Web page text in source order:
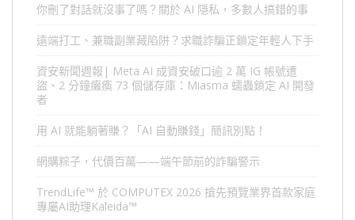
你刪了對話就沒事了嗎？關於 AI 隱私，多數人搞錯的事
遠端打工、兼職副業藏陷阱？求職詐騙正鎖定年輕人下手
資安新聞週報| Meta AI 成資安破口逾 2 萬 IG 帳號遭
盜、2 分鐘癱瘓 73 個儲存庫：Miasma 蠕蟲鎖定 AI 開發
者
用 AI 就能躺著賺？「AI 自動賺錢」簡訊別點！
網購粽子，代價百萬——端午節前的詐騙警示
TrendLife™ 於 COMPUTEX 2026 搶先預覽業界首款家庭
專屬AI助理Kaleida™